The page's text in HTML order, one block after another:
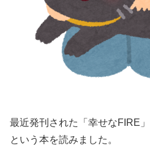
最近発刊された「幸せなFIRE
という本を読みました。